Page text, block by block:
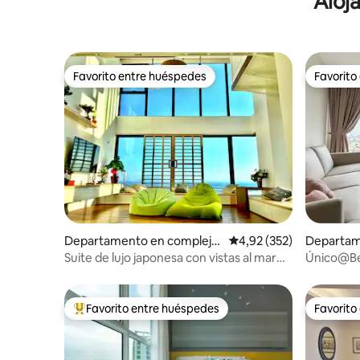
Favorito entre huéspedes
Favorito entre huéspedes
Departamento en complejo
residencial en George Town
Calificación promedio:
4,92 (352)
Suite de lujo japonesa con vistas al mar
Favorito entre los huéspedes más destacados
Favorito entre huéspedes